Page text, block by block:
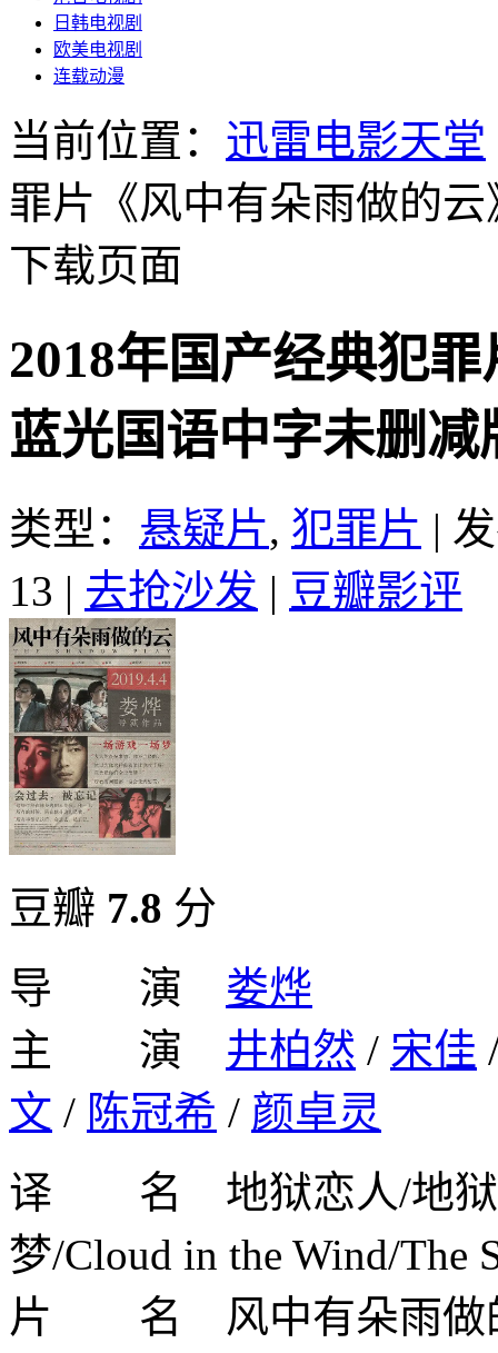
日韩电视剧
欧美电视剧
连载动漫
当前位置： 迅雷电影天堂
罪片《风中有朵雨做的
下载页面
2018年国产经典犯
蓝光国语中字未删
类型： 悬疑片, 犯罪片 |
13 | 去抢沙发 | 豆瓣影评
豆瓣 7.8 分
导 演 娄烨
主 演 井柏然 / 宋佳
文 / 陈冠希 / 颜卓灵
译 名 地狱恋人/地狱
梦/Cloud in the Wind/The
片 名 风中有朵雨做